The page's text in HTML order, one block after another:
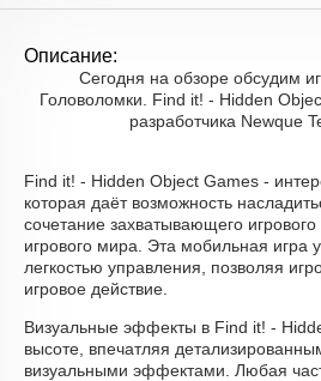
Описание:
Сегодня на обзоре обсудим
Головоломки. Find it! - Hidden
разработчика Newque
Find it! - Hidden Object Games -
которая даёт возможность
сочетание захватывающего игрового
игрового мира. Эта мобильная игра
легкостью управления, позволяя
игровое действие.
Визуальные эффекты в Find it! -
высоте, впечатляя
визуальными эффектами. Любая